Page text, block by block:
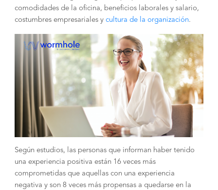
comodidades de la oficina, beneficios laborales y salario,
costumbres empresariales y cultura de la organización.
Según estudios, las personas que informan haber tenido
una experiencia positiva están 16 veces más
comprometidas que aquellas con una experiencia
negativa y son 8 veces más propensas a quedarse en la